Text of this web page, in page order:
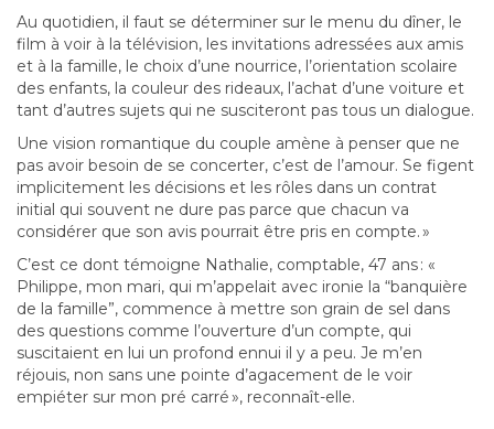
Au quotidien, il faut se déterminer sur le menu du dîner, le
film à voir à la télévision, les invitations adressées aux amis
et à la famille, le choix d’une nourrice, l’orientation scolaire
des enfants, la couleur des rideaux, l’achat d’une voiture et
tant d’autres sujets qui ne susciteront pas tous un dialogue.
Une vision romantique du couple amène à penser que ne
pas avoir besoin de se concerter, c’est de l’amour. Se figent
implicitement les décisions et les rôles dans un contrat
initial qui souvent ne dure pas parce que chacun va
considérer que son avis pourrait être pris en compte. »
C’est ce dont témoigne Nathalie, comptable, 47 ans : «
Philippe, mon mari, qui m’appelait avec ironie la “banquière
de la famille”, commence à mettre son grain de sel dans
des questions comme l’ouverture d’un compte, qui
suscitaient en lui un profond ennui il y a peu. Je m’en
réjouis, non sans une pointe d’agacement de le voir
empiéter sur mon pré carré », reconnaît-elle.